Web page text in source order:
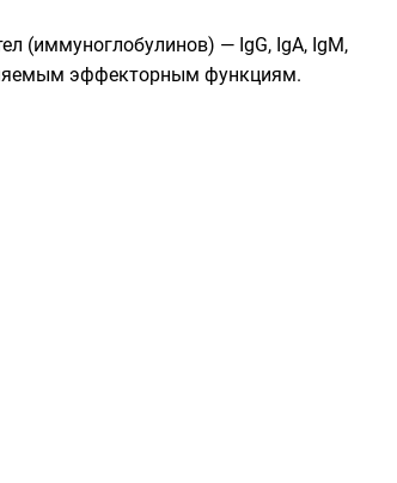
(иммуноглобулинов) — IgG, IgA, IgM,
эффекторным функциям.